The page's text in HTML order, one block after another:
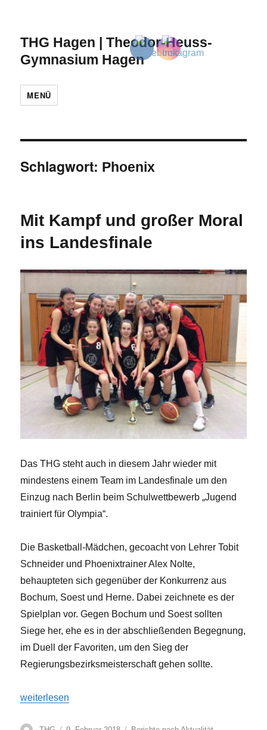
THG Hagen | Theodor-Heuss-
Gymnasium Hagen
MENÜ
Schlagwort: Phoenix
Mit Kampf und großer Moral
ins Landesfinale
Das THG steht auch in diesem Jahr wieder mit
mindestens einem Team im Landesfinale um den
Einzug nach Berlin beim Schulwettbewerb „Jugend
trainiert für Olympia“.
Die Basketball-Mädchen, gecoacht von Lehrer Tobit
Schneider und Phoenixtrainer Alex Nolte,
behaupteten sich gegenüber der Konkurrenz aus
Bochum, Soest und Herne. Dabei zeichnete es der
Spielplan vor. Gegen Bochum und Soest sollten
Siege her, ehe es in der abschließenden Begegnung,
im Duell der Favoriten, um den Sieg der
Regierungsbezirksmeisterschaft gehen sollte.
„Mit Kampf und großer Moral ins Landesfinale“
weiterlesen